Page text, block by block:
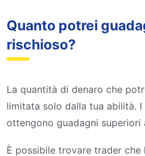
Quanto potrei
rischioso?
La quantità di denaro che
limitata solo dalla tua abilità.
ottengono guadagni superiori
È possibile trovare trader che